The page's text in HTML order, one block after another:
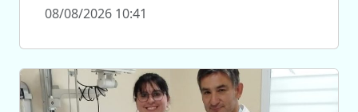
08/08/2026 10:41